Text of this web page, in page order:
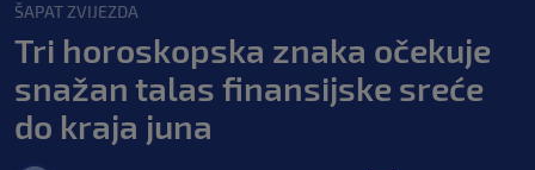
ŠAPAT ZVIJEZDA
Tri horoskopska znaka očekuje
snažan talas finansijske sreće
do kraja juna